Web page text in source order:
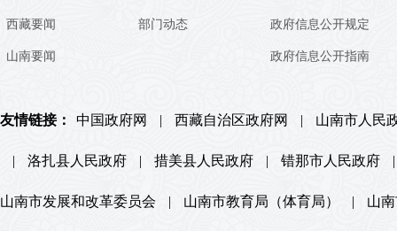
西藏要闻
山南要闻
部门动态 政府信息公开规定
政府信息公开指南
友情链接： 中国政府网 | 西藏自治区政府网 | 山南市人民
| 洛扎县人民政府 | 措美县人民政府 | 错那市人民政府 |
山南市发展和改革委员会 | 山南市教育局（体育局） | 山